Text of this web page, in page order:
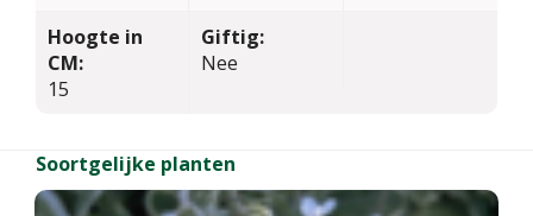
Hoogte in
CM:
15
Giftig:
Nee
Soortgelijke planten